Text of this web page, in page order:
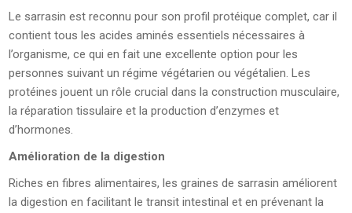
Le sarrasin est reconnu pour son profil protéique complet, car il
contient tous les acides aminés essentiels nécessaires à
l’organisme, ce qui en fait une excellente option pour les
personnes suivant un régime végétarien ou végétalien. Les
protéines jouent un rôle crucial dans la construction musculaire,
la réparation tissulaire et la production d’enzymes et
d’hormones.
Amélioration de la digestion
Riches en fibres alimentaires, les graines de sarrasin améliorent
la digestion en facilitant le transit intestinal et en prévenant la